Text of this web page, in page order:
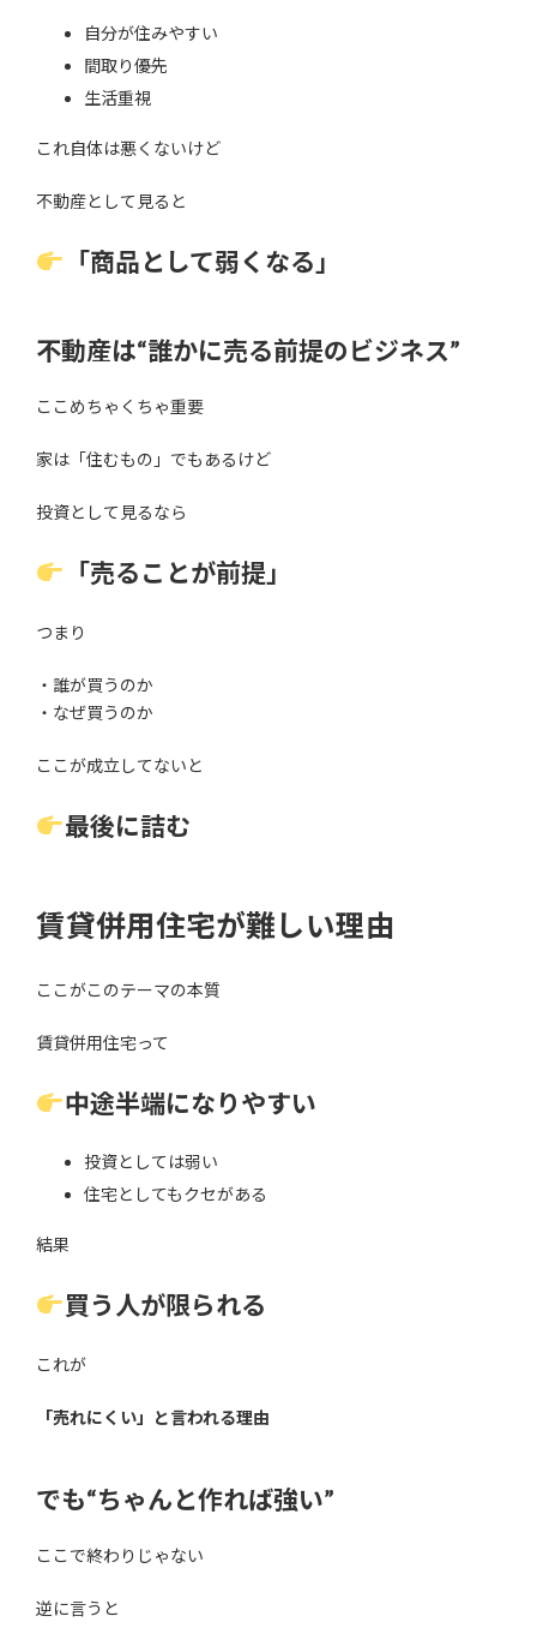
自分が住みやすい
間取り優先
生活重視
これ自体は悪くないけど
不動産として見ると
「商品として弱くなる」
不動産は“誰かに売る前提のビジネス”
ここめちゃくちゃ重要
家は「住むもの」でもあるけど
投資として見るなら
「売ることが前提」
つまり
・誰が買うのか
・なぜ買うのか
ここが成立してないと
最後に詰む
賃貸併用住宅が難しい理由
ここがこのテーマの本質
賃貸併用住宅って
中途半端になりやすい
投資としては弱い
住宅としてもクセがある
結果
買う人が限られる
これが
「売れにくい」と言われる理由
でも“ちゃんと作れば強い”
ここで終わりじゃない
逆に言うと